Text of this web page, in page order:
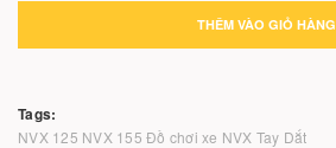
THÊM VÀO GIỎ HÀNG
Tags:
NVX 125 NVX 155 Đồ chơi xe NVX Tay Dắt